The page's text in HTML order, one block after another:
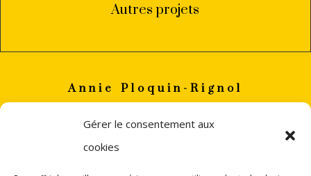
Gérer le consentement aux
cookies
Autres projets
Annie Ploquin-Rignol
annieploquin.rignol(a)gmail.com